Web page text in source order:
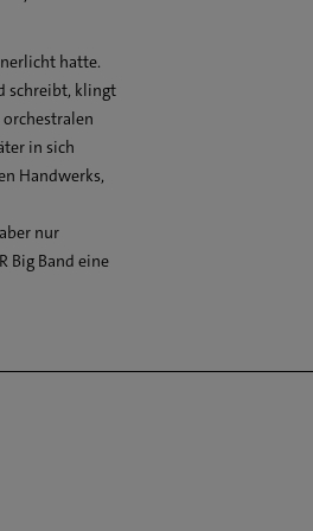
hatte.
schreibt, klingt
orchestralen
in sich
Handwerks,
nur
Big Band eine